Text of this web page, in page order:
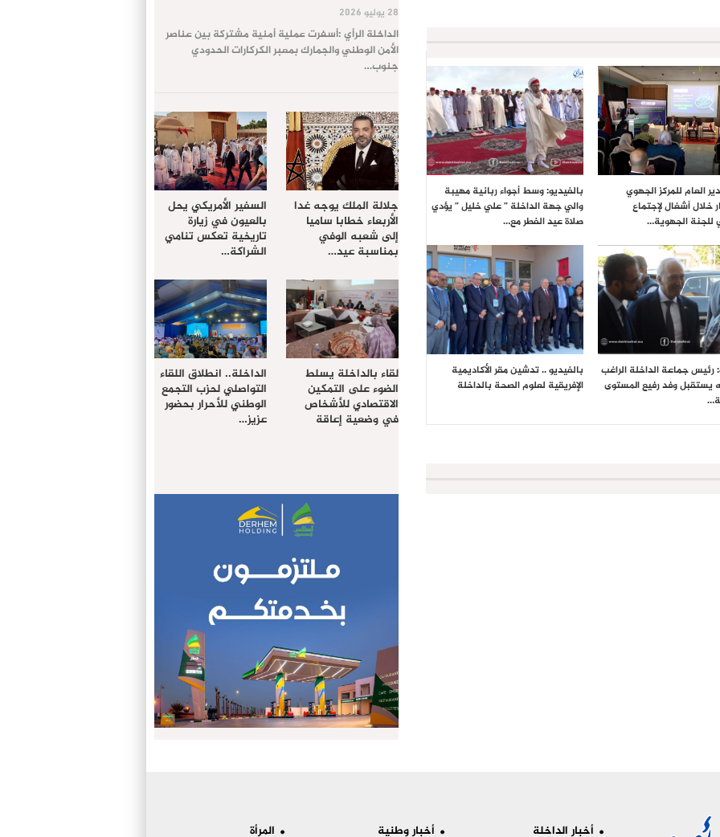
العام للمركز الجهوي
خلال أشغال لإجتماع
للجنة الجهوية…
بالفيديو: وسط أجواء ربانية مهيبة
والي جهة الداخلة ” علي خليل ” يؤدي
صلاة عيد الفطر مع…
رئيس جماعة الداخلة الراغب
يستقبل وفد رفيع المستوى
بالفيديو .. تدشين مقر الأكاديمية
الإفريقية لعلوم الصحة بالداخلة
28 يوليو 2026
الداخلة الرأي :أسفرت عملية أمنية مشتركة بين عناصر
الأمن الوطني والجمارك بمعبر الكركارات الحدودي
جنوب…
جلالة الملك يوجه غدا
الأربعاء خطابا ساميا
إلى شعبه الوفي
بمناسبة عيد…
السفير الأمريكي يحل
بالعيون في زيارة
تاريخية تعكس تنامي
الشراكة…
لقاء بالداخلة يسلط
الضوء على التمكين
الاقتصادي للأشخاص
في وضعية إعاقة
الداخلة.. انطلاق اللقاء
التواصلي لحزب التجمع
الوطني للأحرار بحضور
عزيز…
أخبار الداخلة أخبار وطنية المرأة